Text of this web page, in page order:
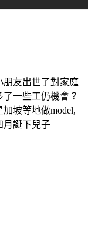
朋友出世了對家庭
一些工仍機會？
坡等地做model,
月誕下兒子